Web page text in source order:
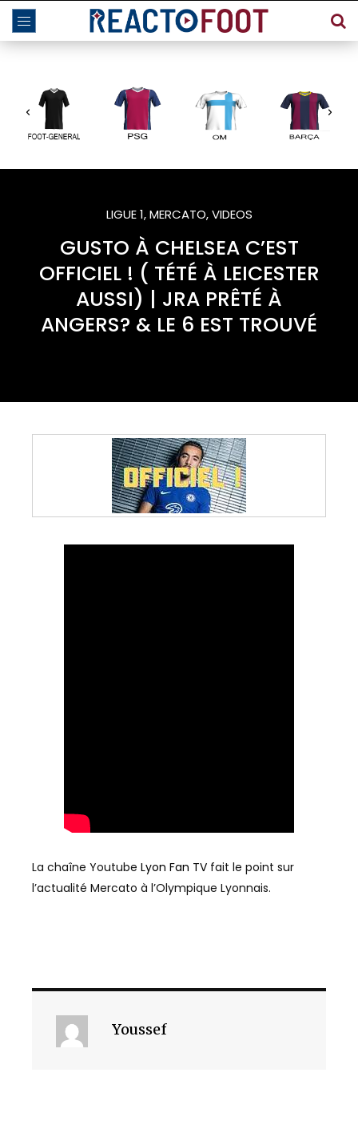
LIGUE 1,MERCATO,VIDEOS
GUSTO À CHELSEA C’EST
OFFICIEL ! ( TÉTÉ À LEICESTER
AUSSI) | JRA PRÊTÉ À
ANGERS? & LE 6 EST TROUVÉ
La chaîne Youtube Lyon Fan TV fait le point sur
l’actualité Mercato à l’Olympique Lyonnais.
Youssef